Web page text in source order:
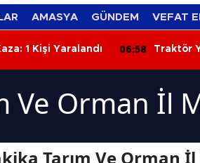
AMASYA GÜNDEM VEFAT
1 Kişi Yaralandı 06:58
Traktör
Ve Orman İl
Tarım Ve Orman